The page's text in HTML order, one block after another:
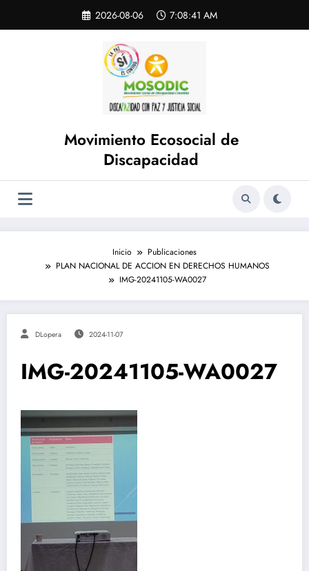
contenido
2026-08-06 7:08:41 AM
Movimiento Ecosocial de
Discapacidad
Inicio
Publicaciones
PLAN NACIONAL DE ACCION EN DERECHOS HUMANOS
IMG-20241105-WA0027
DLopera 2024-11-07
IMG-20241105-WA0027